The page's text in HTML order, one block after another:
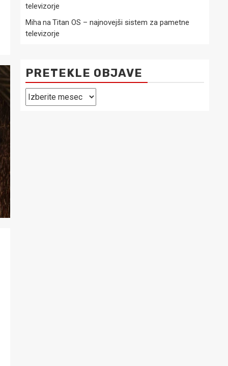
televizorje
MihanaTitan OS – najnovejši sistem za pametne
televizorje
PRETEKLE OBJAVE
Pretekle
objave